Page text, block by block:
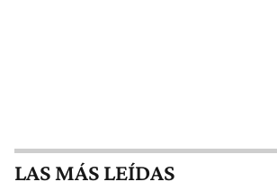
LAS MÁS LEÍDAS